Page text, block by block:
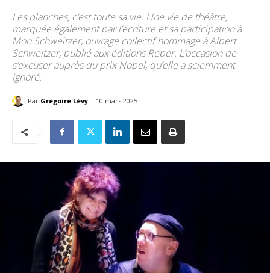
Les planches, c’est toute sa vie. Une vie de théâtre,
marquée également par l’écriture et sa participation à
Mon Schweitzer, ouvrage collectif hommage à Albert
Schweitzer, publié aux éditions Reber. L’occasion de
s’excuser auprès du prix Nobel, qu’elle a sciemment
ignoré.
Par Grégoire Lévy 10 mars 2025